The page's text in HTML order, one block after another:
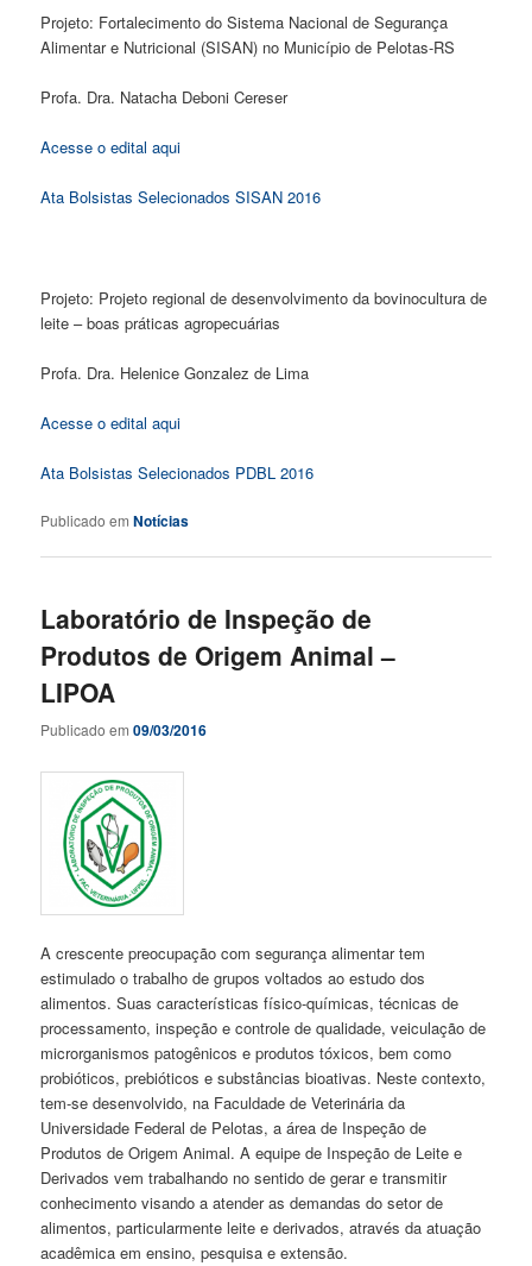
Projeto: Fortalecimento do Sistema Nacional de Segurança
Alimentar e Nutricional (SISAN) no Município de Pelotas-RS
Profa. Dra. Natacha Deboni Cereser
Acesse o edital aqui
Ata Bolsistas Selecionados SISAN 2016
Projeto: Projeto regional de desenvolvimento da bovinocultura de
leite – boas práticas agropecuárias
Profa. Dra. Helenice Gonzalez de Lima
Acesse o edital aqui
Ata Bolsistas Selecionados PDBL 2016
Publicado em Notícias
Laboratório de Inspeção de
Produtos de Origem Animal –
LIPOA
Publicado em09/03/2016
A crescente preocupação com segurança alimentar tem
estimulado o trabalho de grupos voltados ao estudo dos
alimentos. Suas características físico-químicas, técnicas de
processamento, inspeção e controle de qualidade, veiculação de
microrganismos patogênicos e produtos tóxicos, bem como
probióticos, prebióticos e substâncias bioativas. Neste contexto,
tem-se desenvolvido, na Faculdade de Veterinária da
Universidade Federal de Pelotas, a área de Inspeção de
Produtos de Origem Animal. A equipe de Inspeção de Leite e
Derivados vem trabalhando no sentido de gerar e transmitir
conhecimento visando a atender as demandas do setor de
alimentos, particularmente leite e derivados, através da atuação
acadêmica em ensino, pesquisa e extensão.